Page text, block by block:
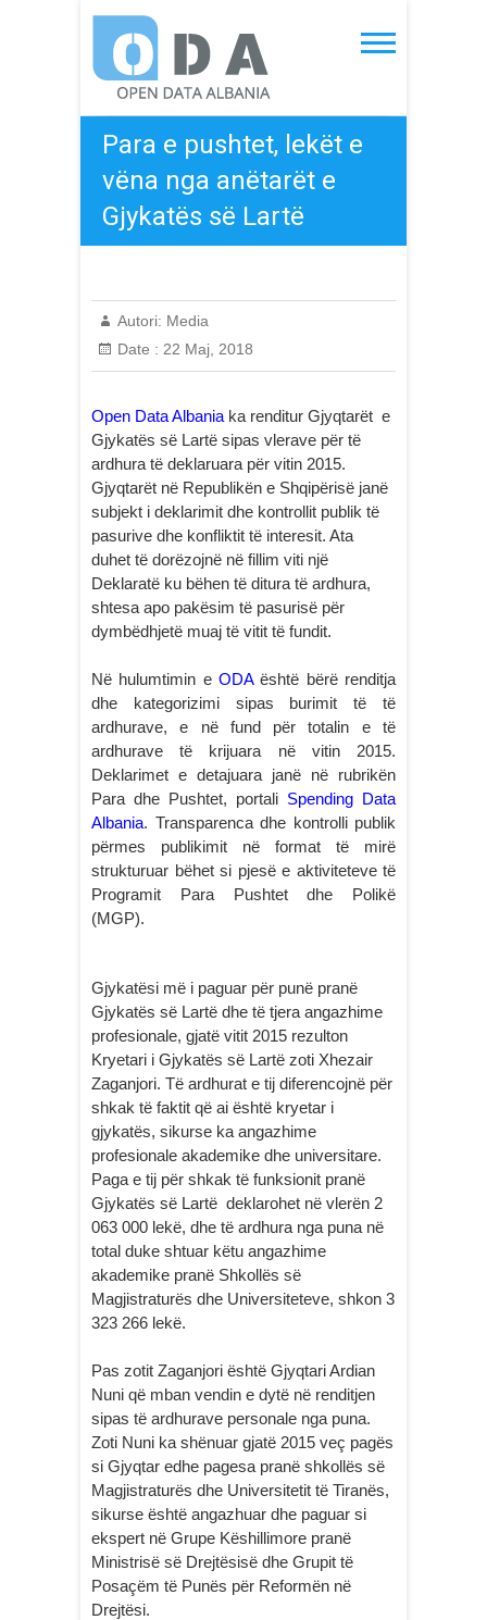
content
Open Data Albania
Para e pushtet, lekët e
vëna nga anëtarët e
Gjykatës së Lartë
Autori: Media
Date : 22 Maj, 2018
Open Data Albania ka renditur Gjyqtarët e
Gjykatës së Lartë sipas vlerave për të
ardhura të deklaruara për vitin 2015.
Gjyqtarët në Republikën e Shqipërisë janë
subjekt i deklarimit dhe kontrollit publik të
pasurive dhe konfliktit të interesit. Ata
duhet të dorëzojnë në fillim viti një
Deklaratë ku bëhen të ditura të ardhura,
shtesa apo pakësim të pasurisë për
dymbëdhjetë muaj të vitit të fundit.
Në hulumtimin e ODAështë bërë renditja
dhe kategorizimi sipas burimit të të
ardhurave, e në fund për totalin e të
ardhurave të krijuara në vitin 2015.
Deklarimet e detajuara janë në rubrikën
Para dhe Pushtet, portali Spending Data
Albania. Transparenca dhe kontrolli publik
përmes publikimit në format të mirë
strukturuar bëhet si pjesë e aktiviteteve të
Programit Para Pushtet dhe Polikë
(MGP).
Gjykatësi më i paguar për punë pranë
Gjykatës së Lartë dhe të tjera angazhime
profesionale, gjatë vitit 2015 rezulton
Kryetari i Gjykatës së Lartë zoti Xhezair
Zaganjori. Të ardhurat e tij diferencojnë për
shkak të faktit që ai është kryetar i
gjykatës, sikurse ka angazhime
profesionale akademike dhe universitare.
Paga e tij për shkak të funksionit pranë
Gjykatës së Lartë deklarohet në vlerën 2
063 000 lekë, dhe të ardhura nga puna në
total duke shtuar këtu angazhime
akademike pranë Shkollës së
Magjistraturës dhe Universiteteve, shkon 3
323 266 lekë.
Pas zotit Zaganjori është Gjyqtari Ardian
Nuni që mban vendin e dytë në renditjen
sipas të ardhurave personale nga puna.
Zoti Nuni ka shënuar gjatë 2015 veç pagës
si Gjyqtar edhe pagesa pranë shkollës së
Magjistraturës dhe Universitetit të Tiranës,
sikurse është angazhuar dhe paguar si
ekspert në Grupe Këshillimore pranë
Ministrisë së Drejtësisë dhe Grupit të
Posaçëm të Punës për Reformën në
Drejtësi.